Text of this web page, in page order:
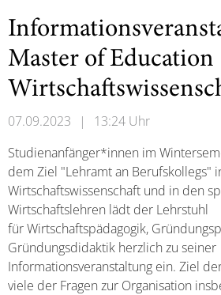
Master of Education
07.09.2023 |
13:24 Uhr
Studienanfänger*innen im
dem Ziel "Lehramt an Berufskollegs"
Wirtschaftswissenschaft und in den
Wirtschaftslehren lädt der Lehrstuhl
für Wirtschaftspädagogik,
Gründungsdidaktik herzlich zu seiner
Informationsveranstaltung ein. Ziel
viele der Fragen zur Organisation